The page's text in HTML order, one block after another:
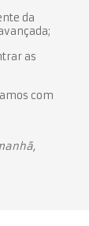
da
as
com